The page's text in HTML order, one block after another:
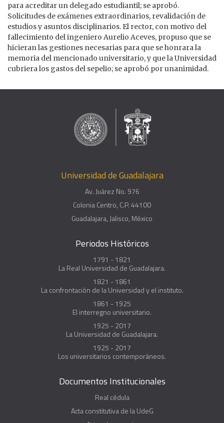
para acreditar un delegado estudiantil; se aprobó.
Solicitudes de exámenes extraordinarios, revalidación de
estudios y asuntos disciplinarios. El rector, con motivo del
fallecimiento del ingeniero Aurelio Aceves, propuso que se
hicieran las gestiones necesarias para que se honrara la
memoria del mencionado universitario, y que la Universidad
cubriera los gastos del sepelio; se aprobó por unanimidad.
Universidad de Guadalajara
Av. Juárez No. 976
Colonia Centro, C.P. 44100
Guadalajara, Jalisco, México
Periodos Históricos
1791 - 1821
La Real Universidad de Guadalajara.
1821 - 1861
La confrontación de la Universidad y el instituto.
1861 - 1925
El interregno universitario.
1925 - 2017
La Universidad de Guadalajara.
1925 - 2017
Los universitarios contemporáneos.
Documentos Institucionales
Real cédula
Acta constitutiva de la UdeG